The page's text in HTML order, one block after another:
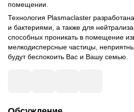
помещении.
Технология Plasmaclaster
и бактериями, а также для
способных проникать в помещение
мелкодисперсные частицы,
будут беспокоить Вас и Вашу семью.